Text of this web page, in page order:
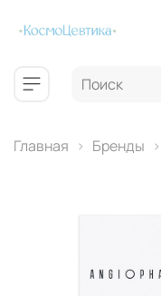
Главная Бренды